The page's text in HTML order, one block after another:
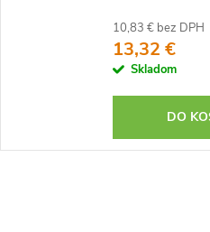
10,83 € bez DPH
13,32 €
Skladom
DO